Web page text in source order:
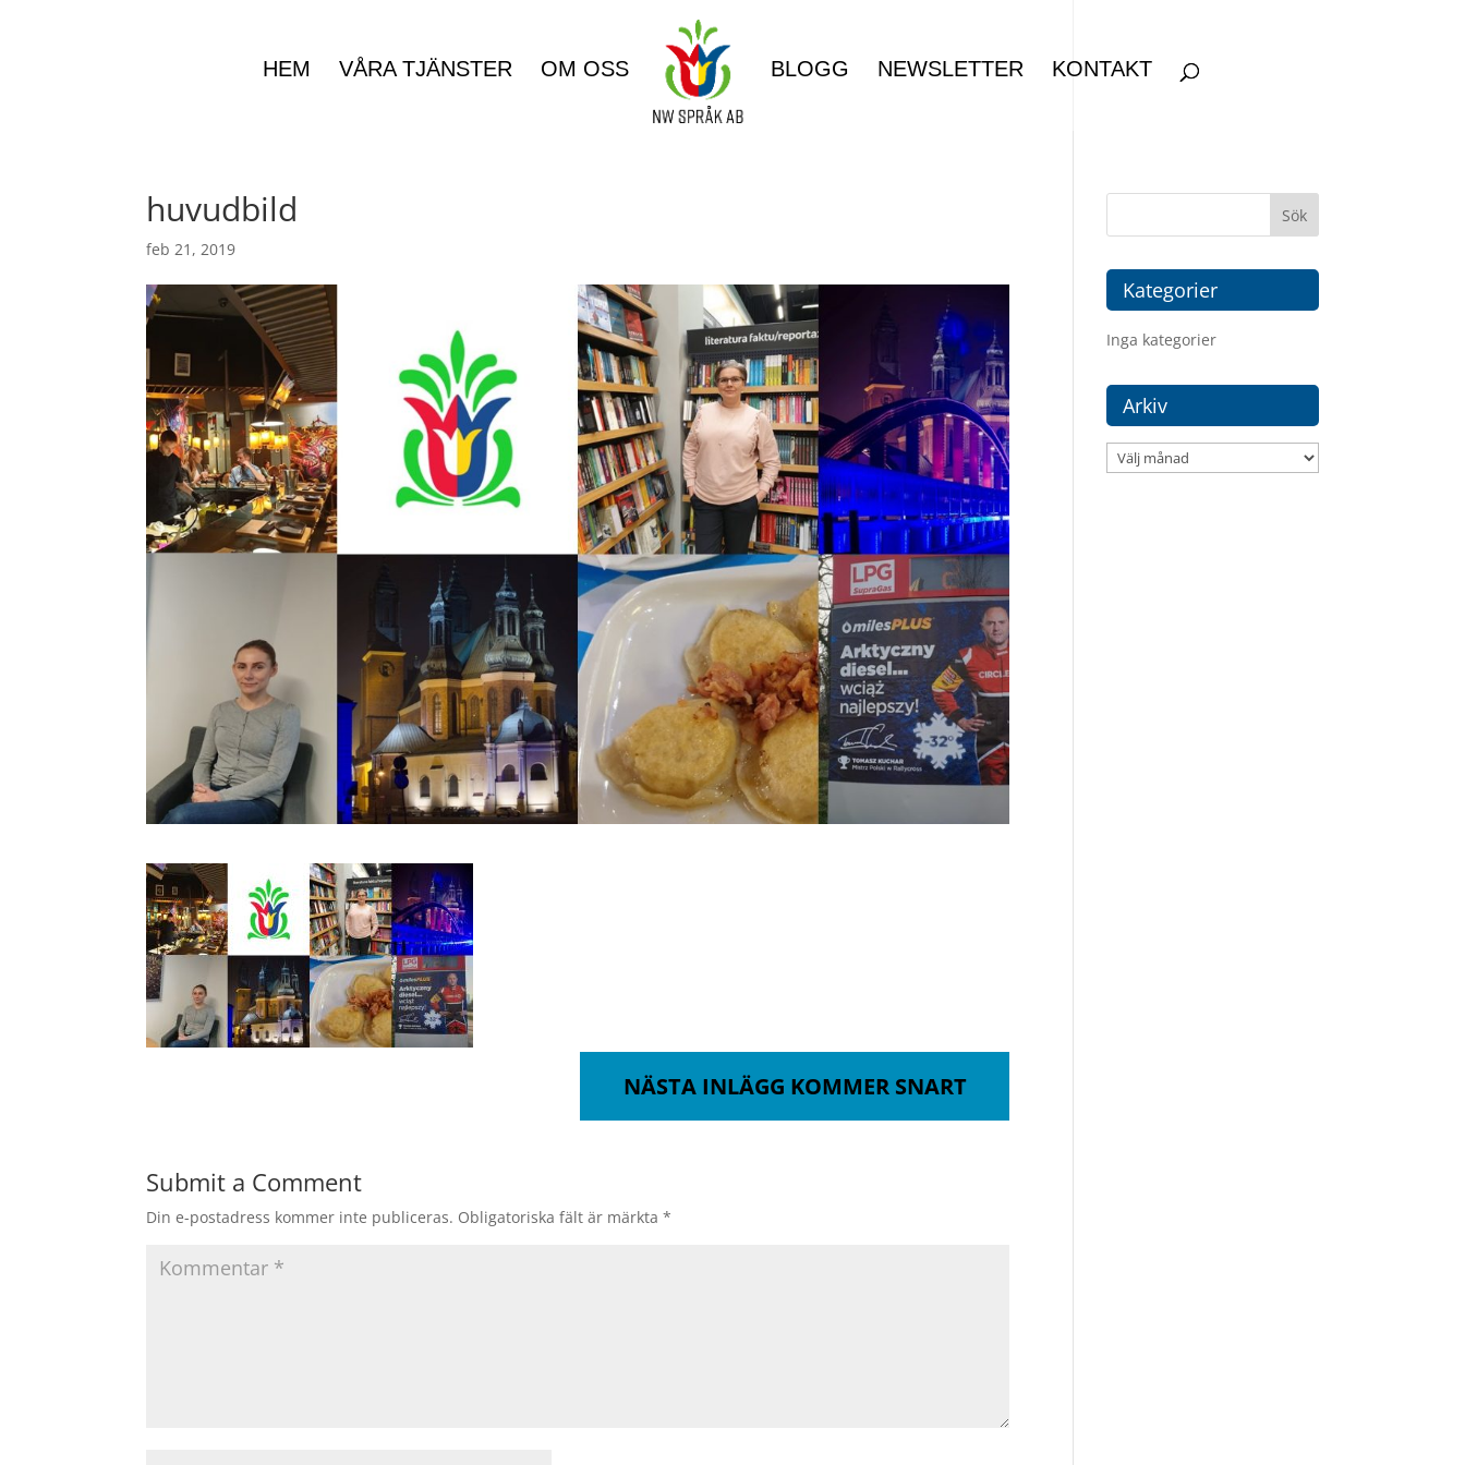
HEM VÅRA TJÄNSTER OM OSS BLOGG NEWSLETTER KONTAKT
huvudbild
feb 21, 2019
NÄSTA INLÄGG KOMMER SNART
Submit a Comment
Din e-postadress kommer inte publiceras. Obligatoriska fält är märkta*
Kategorier
Inga kategorier
Arkiv
Arkiv